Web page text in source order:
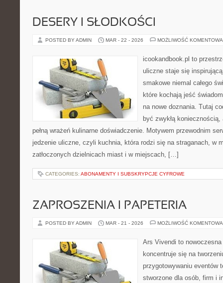
DESERY I SŁODKOŚCI
POSTED BY ADMIN MAR - 22 - 2026 MOŻLIWOŚĆ
icookandbook.pl to
uliczne staje się
smakowe niemal całego
które kochają jeść
na nowe doznania. Tutaj
być zwykłą
pełną wrażeń kulinarne doświadczenie. Motywem przewodnim
jedzenie uliczne, czyli kuchnia, która rodzi się na straganach, w
zatłoczonych dzielnicach miast i w miejscach, […]
CATEGORIES: ABONAMENTY I SUBSKRYPCJE CYFROWE
ZAPROSZENIA I PAPETERIA
POSTED BY ADMIN MAR - 21 - 2026 MOŻLIWOŚĆ
Ars Vivendi to
koncentruje się na
przygotowywaniu eventów
stworzone dla osób, firm i